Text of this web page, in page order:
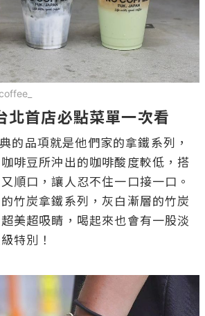
北首店必點菜單一次看
的品項就是他們家的拿鐵系列，
啡豆所沖出的咖啡酸度較低，搭
順口，讓人忍不住一口接一口。
竹炭拿鐵系列，灰白漸層的竹炭
美超吸睛，喝起來也會有一股淡
特別！